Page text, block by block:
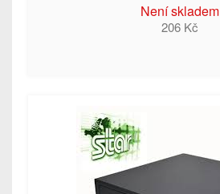
Není skladem
206 Kč